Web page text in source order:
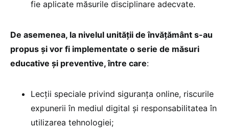
fie aplicate măsurile disciplinare adecvate.
De asemenea, la nivelul unității de învățământ s-au
propus și vor fi implementate o serie de măsuri
educative și preventive, între care:
Lecții speciale privind siguranța online, riscurile
expunerii în mediul digital și responsabilitatea în
utilizarea tehnologiei;